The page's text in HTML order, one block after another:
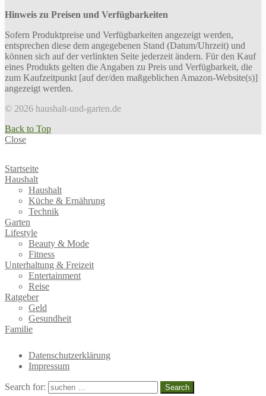
Hinweis zu Preisen und Verfügbarkeiten
Sofern Produktpreise und Verfügbarkeiten angezeigt werden,
entsprechen diese dem angegebenen Stand (Datum/Uhrzeit) und
können sich auf der verlinkten Seite jederzeit ändern. Für den Kauf
eines Produkts gelten die Angaben zu Preis und Verfügbarkeit, die
zum Kaufzeitpunkt [auf der/den maßgeblichen Amazon-Website(s)]
angezeigt werden.
© 2026 haushalt-und-garten.de
Back to Top
Close
Startseite
Haushalt
Haushalt
Küche & Ernährung
Technik
Garten
Lifestyle
Beauty & Mode
Fitness
Unterhaltung & Freizeit
Entertainment
Reise
Ratgeber
Geld
Gesundheit
Familie
Datenschutzerklärung
Impressum
Search for: Search